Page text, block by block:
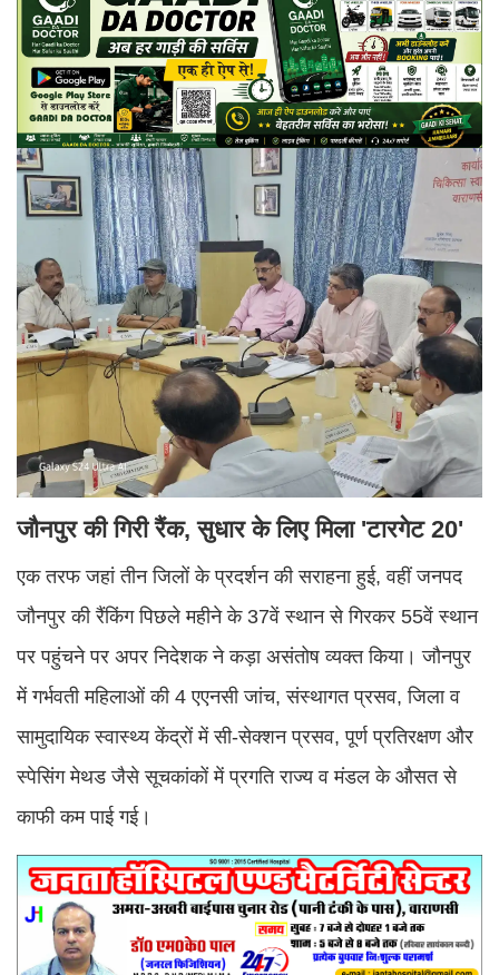
जौनपुर की गिरी रैंक, सुधार के लिए मिला 'टारगेट 20'
एक तरफ जहां तीन जिलों के प्रदर्शन की सराहना हुई, वहीं जनपद
जौनपुर की रैंकिंग पिछले महीने के 37वें स्थान से गिरकर 55वें स्थान
पर पहुंचने पर अपर निदेशक ने कड़ा असंतोष व्यक्त किया। जौनपुर
में गर्भवती महिलाओं की 4 एएनसी जांच, संस्थागत प्रसव, जिला व
सामुदायिक स्वास्थ्य केंद्रों में सी-सेक्शन प्रसव, पूर्ण प्रतिरक्षण और
स्पेसिंग मेथड जैसे सूचकांकों में प्रगति राज्य व मंडल के औसत से
काफी कम पाई गई।